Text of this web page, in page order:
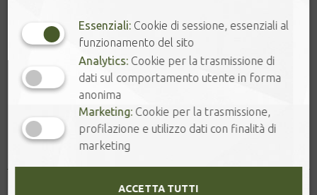
Aggiungi al carrello
Prodotti correlati
Essenziali: Cookie di sessione, essenziali al
funzionamento del sito
Analytics: Cookie per la trasmissione di
dati sul comportamento utente in forma
anonima
Marketing: Cookie per la trasmissione,
profilazione e utilizzo dati con finalità di
marketing
ACCETTA TUTTI